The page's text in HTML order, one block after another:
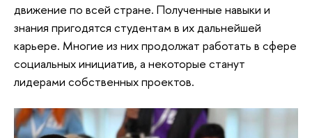
движение по всей стране. Полученные навыки и
знания пригодятся студентам в их дальнейшей
карьере. Многие из них продолжат работать в сфере
социальных инициатив, а некоторые станут
лидерами собственных проектов.